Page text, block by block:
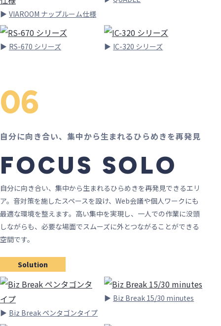
VIAROOM ナップルーム仕様
RS-670 シリーズ IC-320 シリーズ
06
自分に向き合い、集中から生まれるひらめきを再発見
FOCUS SOLO
自分に向き合い、集中から生まれるひらめきを再発見できるエリ
ア。音対策を施したスペースを設け、Web会議や個人ワークにも
最適な環境を整えます。高い集中を実現し、一人での作業に没頭
しながらも、必要な場面でスムーズに外とつながることができる
空間です。
Solution
Biz Break ペンタゴンタイプ
Biz Break 15/30 minutes